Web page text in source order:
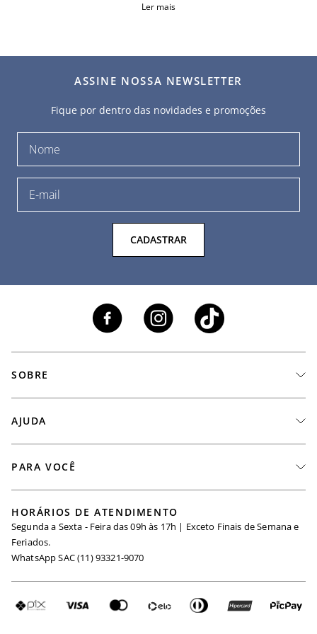
Ler mais
ASSINE NOSSA NEWSLETTER
Fique por dentro das novidades e promoções
CADASTRAR
SOBRE
Seja um Revendedor
Igualdade Salarial
Requisição de Dados
AJUDA
Minha Conta
Trocas
Fretes e Tarifas
PARA VOCÊ
Maternidade
Seja um Afiliado
HORÁRIOS DE ATENDIMENTO
Segunda a Sexta - Feira das 09h às 17h | Exceto Finais de Semana e
Feriados.
WhatsApp SAC (11) 93321-9070